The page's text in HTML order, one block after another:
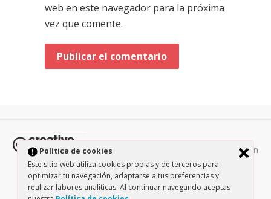
Política de cookies
Este sitio web utiliza cookies propias y de terceros para
optimizar tu navegación, adaptarse a tus preferencias y
realizar labores analíticas. Al continuar navegando aceptas
web en este navegador para la próxima
vez que comente.
Todos los contenidos de esta página están
protegidos por la licencia Creative Commons Attribution-
NonCommercial-ShareAlike 3.0. / Política de privacidad
Theme by Design Lab